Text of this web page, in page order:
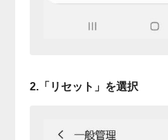
2.「リセット」を選択